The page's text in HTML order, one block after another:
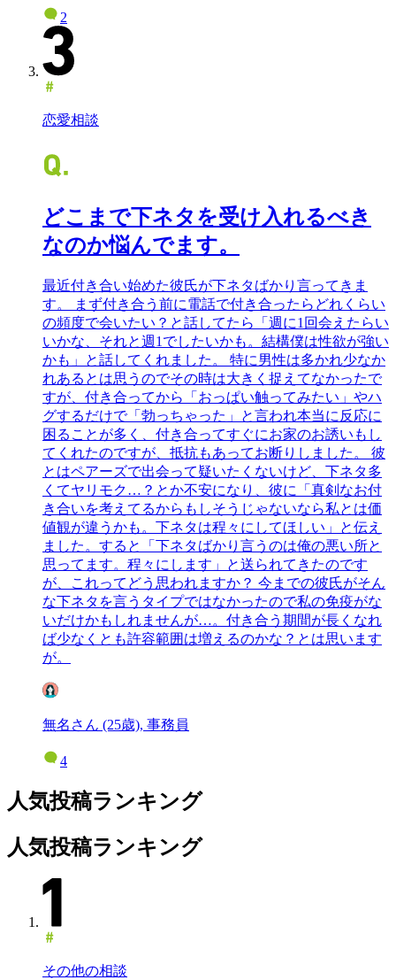
2
恋愛相談
どこまで下ネタを受け入れるべき
なのか悩んでます。
最近付き合い始めた彼氏が下ネタばかり言ってきま
す。 まず付き合う前に電話で付き合ったらどれくらい
の頻度で会いたい？と話してたら「週に1回会えたらい
いかな、それと週1でしたいかも。結構僕は性欲が強い
かも」と話してくれました。 特に男性は多かれ少なか
れあるとは思うのでその時は大きく捉えてなかったで
すが、付き合ってから「おっぱい触ってみたい」やハ
グするだけで「勃っちゃった」と言われ本当に反応に
困ることが多く、付き合ってすぐにお家のお誘いもし
てくれたのですが、抵抗もあってお断りしました。 彼
とはペアーズで出会って疑いたくないけど、下ネタ多
くてヤリモク…？とか不安になり、彼に「真剣なお付
き合いを考えてるからもしそうじゃないなら私とは価
値観が違うかも。下ネタは程々にしてほしい」と伝え
ました。すると「下ネタばかり言うのは俺の悪い所と
思ってます。程々にします」と送られてきたのです
が、これってどう思われますか？ 今までの彼氏がそん
な下ネタを言うタイプではなかったので私の免疫がな
いだけかもしれませんが…。付き合う期間が長くなれ
ば少なくとも許容範囲は増えるのかな？とは思います
が。
無名さん (25歳), 事務員
4
人気投稿ランキング
人気投稿ランキング
その他の相談